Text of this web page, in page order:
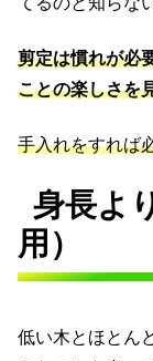
剪定は慣れが必
ことの楽しさを
手入れをすれば
身長よ
用）
低い木とほとん